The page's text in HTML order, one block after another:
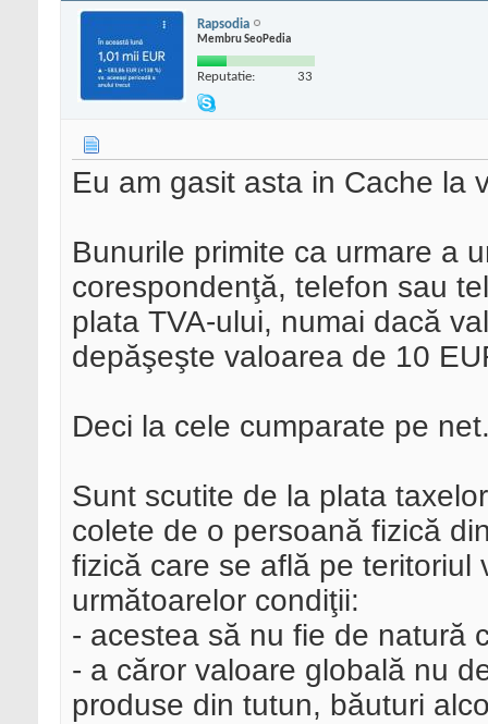
Rapsodia
Membru SeoPedia
Reputatie: 33
Eu am gasit asta in Cache la
Bunurile primite ca urmare a
corespondenţă, telefon sau
plata TVA-ului, numai dacă
depăşeşte valoarea de 10
Deci la cele cumparate pe
Sunt scutite de la plata
colete de o persoană fizică
fizică care se află pe teritoriul
următoarelor condiţii:
- acestea să nu fie de natură
- a căror valoare globală nu
produse din tutun, băuturi